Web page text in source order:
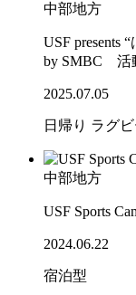
中部地方
USF presents
by SMBC 活
2025.07.05
日帰り ラグ
中部地方
USF Sports
2024.06.22
宿泊型